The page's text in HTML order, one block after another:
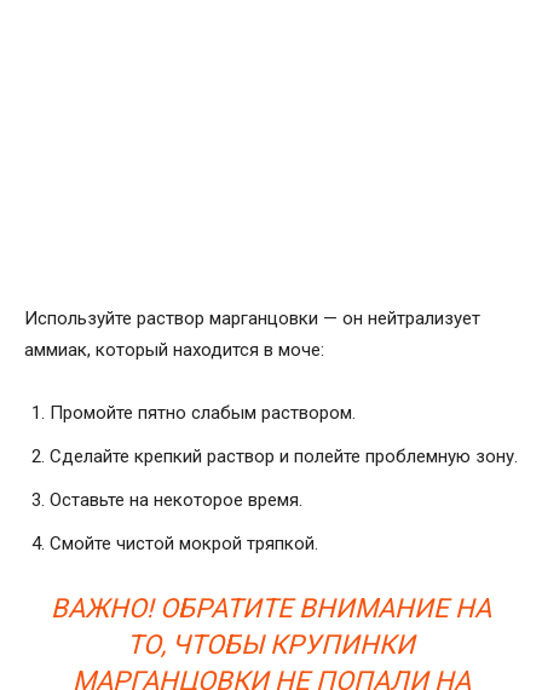
Используйте раствор марганцовки — он нейтрализует
аммиак, который находится в моче:
Промойте пятно слабым раствором.
Сделайте крепкий раствор и полейте проблемную зону.
Оставьте на некоторое время.
Смойте чистой мокрой тряпкой.
ВАЖНО! ОБРАТИТЕ ВНИМАНИЕ НА
ТО, ЧТОБЫ КРУПИНКИ
МАРГАНЦОВКИ НЕ ПОПАЛИ НА